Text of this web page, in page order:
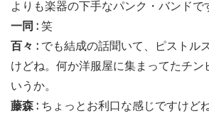
よりも楽器の下手なパンク・バンドで
一同 :笑
百々 : でも結成の話聞いて、ピストル
けどね。何か洋服屋に集まってたチン
いうか。
藤森 : ちょっとお利口な感じですけどね